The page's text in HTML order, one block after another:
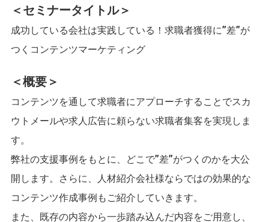
＜セミナータイトル＞
成功している会社は実践している！求職者獲得に”差”が
つくコンテンツマーケティング
＜概要＞
コンテンツを通して求職者にアプローチすることでスカ
ウトメールや求人広告に頼らない求職者集客を実現しま
す。
弊社の支援事例をもとに、どこで”差”がつくのかを大公
開します。さらに、人材紹介会社様ならではの効果的な
コンテンツ作成事例もご紹介していきます。
また、既存の内容から一歩踏み込んだ内容をご用意し、